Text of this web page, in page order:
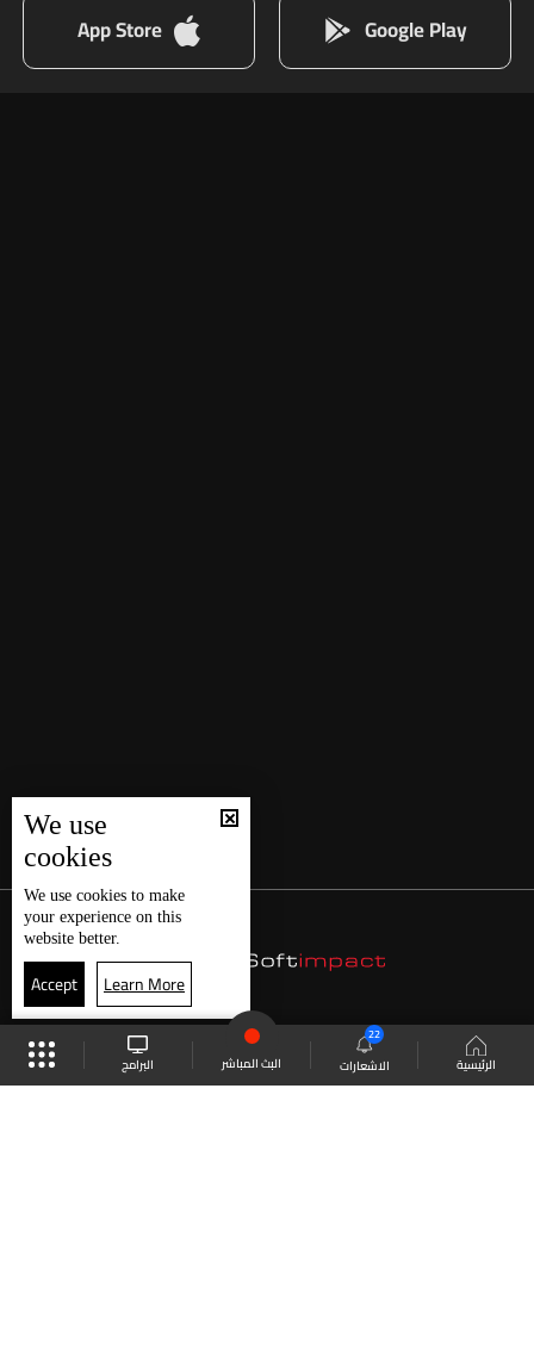
الرئيسية الاشعارات
22
البث المباشر البرامج
Google Play
App Store
We use
cookies
We use cookies to make
your experience on this
website better.
Accept Learn More
موقع البرامج الجدول البث المباشر